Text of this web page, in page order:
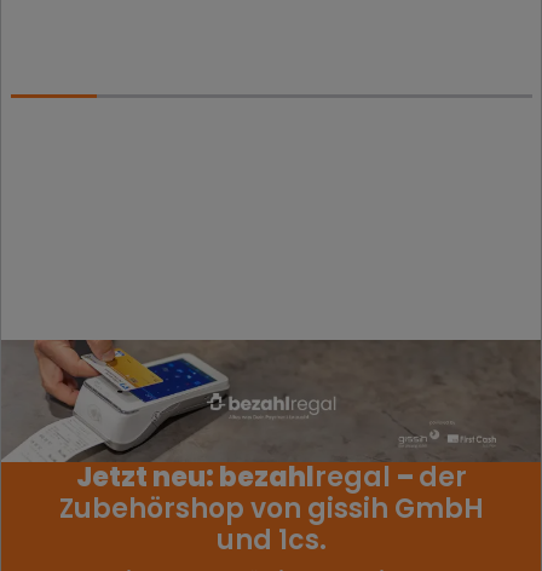
Jetzt neu: bezahlregal –der
Zubehörshop von gissih GmbH
und 1cs.